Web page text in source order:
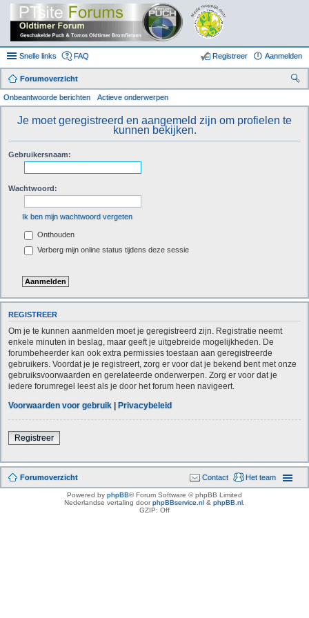
Snelle links FAQ Aanmelden
Registreer
Forumoverzicht
Onbeantwoorde berichten Actieve onderwerpen
Je moet geregistreerd en aangemeld zijn om profielen te
kunnen bekijken.
Gebruikersnaam:
Wachtwoord:
Ik ben mijn wachtwoord vergeten
Onthouden
Verberg mijn online status tijdens deze sessie
REGISTREER
Om je te kunnen aanmelden moet je geregistreerd zijn. Registratie neemt
enkele minuten in beslag, maar geeft je uitgebreide mogelijkheden. De
forumbeheerder kan ook extra permissies toestaan aan geregistreerde
gebruikers. Voordat je je registreert, zorg er voor dat je bekend bent met onze
gebruiksvoorwaarden en gerelateerde onderwerpen. Zorg er voor dat je
iedere forumregel leest als je door het forum heen navigeert.
Voorwaarden voor gebruik | Privacybeleid
Registreer
Forumoverzicht Het team
Contact
Powered by phpBB® Forum Software © phpBB Limited
Nederlandse vertaling doorphpBBservice.nl & phpBB.nl
GZIP: Off